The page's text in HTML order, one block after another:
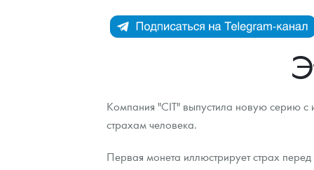
Каталог
Монеты Россия и СССР
Памятные и старинные монеты
Подлинность монет
Услуги
Компания "CIT" выпустила новую серию
страхам человека.
Первая монета иллюстрирует страх